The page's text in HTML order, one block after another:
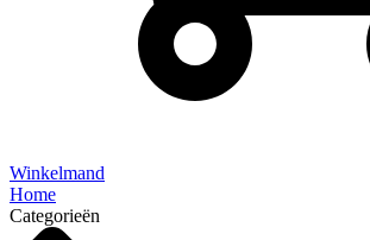
Winkelmand
Home
Categorieën